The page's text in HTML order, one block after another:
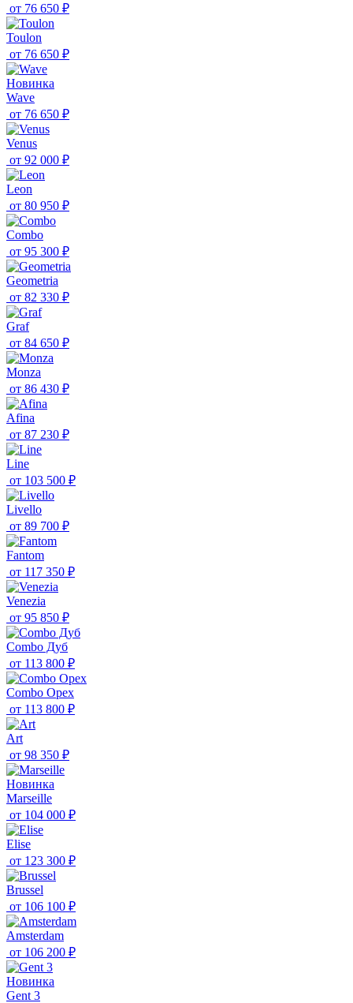
от 76 650 ₽
Toulon
от 76 650 ₽
Новинка
Wave
от 76 650 ₽
Venus
от 92 000 ₽
Leon
от 80 950 ₽
Combo
от 95 300 ₽
Geometria
от 82 330 ₽
Graf
от 84 650 ₽
Monza
от 86 430 ₽
Afina
от 87 230 ₽
Line
от 103 500 ₽
Livello
от 89 700 ₽
Fantom
от 117 350 ₽
Venezia
от 95 850 ₽
Combo Дуб
от 113 800 ₽
Combo Орех
от 113 800 ₽
Art
от 98 350 ₽
Новинка
Marseille
от 104 000 ₽
Elise
от 123 300 ₽
Brussel
от 106 100 ₽
Amsterdam
от 106 200 ₽
Новинка
Gent 3